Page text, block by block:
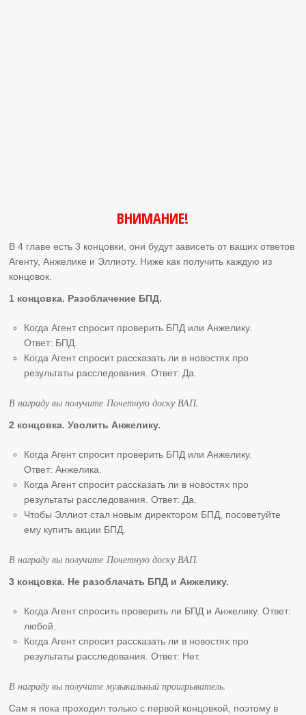
ВНИМАНИЕ!
В 4 главе есть 3 концовки, они будут зависеть от ваших ответов
Агенту, Анжелике и Эллиоту. Ниже как получить каждую из
концовок.
1 концовка. Разоблачение БПД.
Когда Агент спросит проверить БПД или Анжелику.
Ответ: БПД.
Когда Агент спросит рассказать ли в новостях про
результаты расследования. Ответ: Да.
В награду вы получите Почетную доску ВАП.
2 концовка. Уволить Анжелику.
Когда Агент спросит проверить БПД или Анжелику.
Ответ: Анжелика.
Когда Агент спросит рассказать ли в новостях про
результаты расследования. Ответ: Да.
Чтобы Эллиот стал новым директором БПД, посоветуйте
ему купить акции БПД.
В награду вы получите Почетную доску ВАП.
3 концовка. Не разоблачать БПД и Анжелику.
Когда Агент спросить проверить ли БПД и Анжелику. Ответ:
любой.
Когда Агент спросит рассказать ли в новостях про
результаты расследования. Ответ: Нет.
В награду вы получите музыкальный проигрыватель.
Сам я пока проходил только с первой концовкой, поэтому в